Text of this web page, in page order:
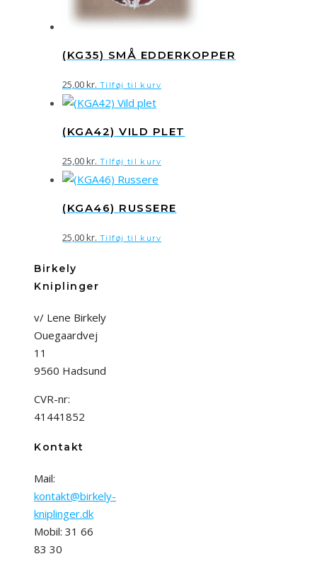
(KG35) SMÅ EDDERKOPPER
25,00kr. Tilføj til kurv
(KGA42) VILD PLET
25,00kr. Tilføj til kurv
(KGA46) RUSSERE
25,00kr. Tilføj til kurv
Birkely
Kniplinger
v/ Lene Birkely
Ouegaardvej
11
9560 Hadsund
CVR-nr:
41441852
Kontakt
Mail:
kontakt@birkely-
kniplinger.dk
Mobil: 31 66
83 30